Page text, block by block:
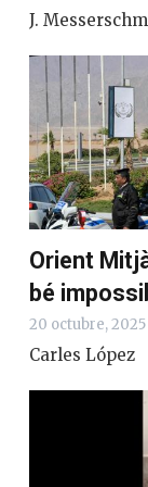
J.
Orient
bé
20 octubre, 2025
Carles López